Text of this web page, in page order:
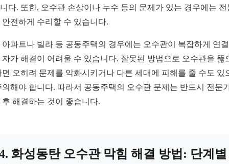
다. 또한, 오수관 손상이나 누수 등의 문제가 있는 경우에는 전
안전하게 수리할 수 있습니다.
아파트나 빌라 등 공동주택의 경우에는 오수관이 복잡하게 연
자가 해결이 어려울 수 있습니다. 잘못된 방법으로 오수관을 뚫
면 오히려 문제를 악화시키거나 다른 세대에 피해를 줄 수도 있
의해야 합니다. 따라서 공동주택의 오수관 문제는 반드시 전문
후 해결하는 것이 좋습니다.
화성동탄 오수관 막힘 해결 방법: 단계별